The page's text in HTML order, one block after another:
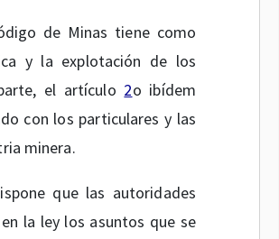
de Minas tiene como
y la explotación de los
el artículo 2o ibídem
con los particulares y las
minera.
que las autoridades
la ley los asuntos que se